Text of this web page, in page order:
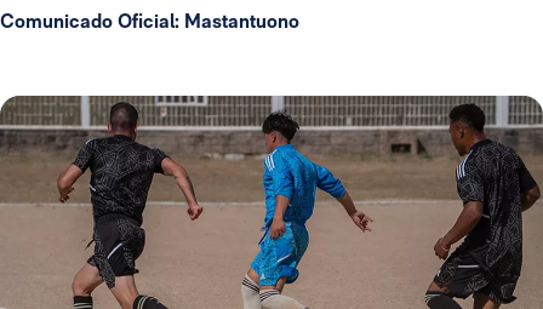
Comunicado Oficial: Mastantuono